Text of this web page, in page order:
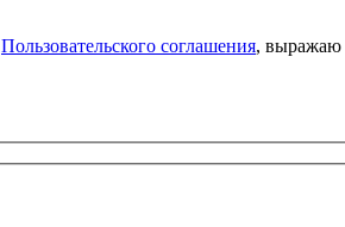
Пользовательского соглашения, выражаю